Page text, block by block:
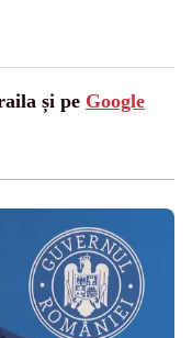
și pe Google